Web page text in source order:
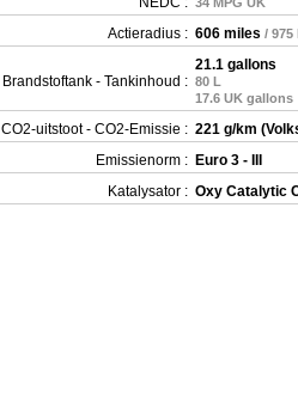
34 MPG UK
Actieradius : 606 miles / 975
Brandstoftank - Tankinhoud :
21.1 gallons
80 L
17.6 UK gallons
CO2-uitstoot - CO2-Emissie : 221 g/km
Emissienorm : Euro 3 - III
Katalysator : Oxy Catalytic